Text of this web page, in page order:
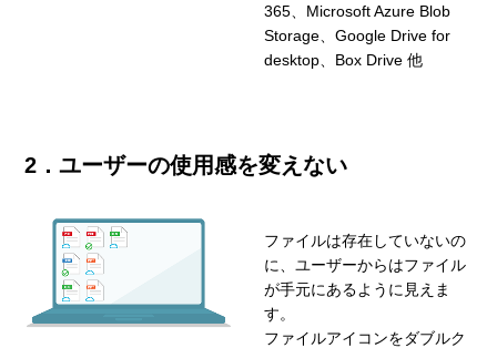
365、Microsoft Azure Blob
Storage、Google Drive for
desktop、Box Drive 他
2．ユーザーの使用感を変えない
ファイルは存在していないの
に、ユーザーからはファイル
が手元にあるように見えま
す。
ファイルアイコンをダブルク